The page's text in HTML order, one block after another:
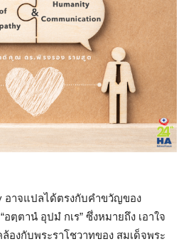
อาจแปลได้ตรงกับคำขวัญของ
ตฺตานํ อุปมํ กเร” ซึ่งหมายถึง เอาใจ
ล้องกับพระราโชวาทของ สมเด็จพระ